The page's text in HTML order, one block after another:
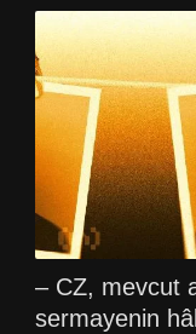
– CZ, mevcut
sermayenin